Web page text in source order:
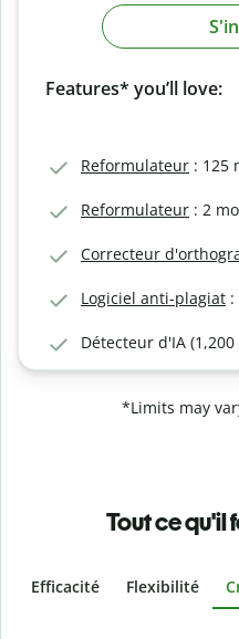
Features* you’ll love:
Reformulateur : 125
Reformulateur : 2
Correcteur
Logiciel anti-plagiat
Détecteur d'IA
*Limits may
Tout ce qu'il
Efficacité Flexibilité